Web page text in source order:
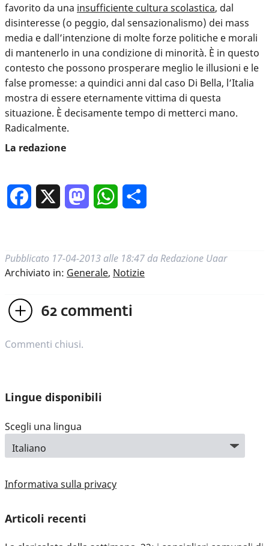
favorito da una insufficiente cultura scolastica, dal
disinteresse (o peggio, dal sensazionalismo) dei mass
media e dall’intenzione di molte forze politiche e morali
di mantenerlo in una condizione di minorità. È in questo
contesto che possono prosperare meglio le illusioni e le
false promesse: a quindici anni dal caso Di Bella, l’Italia
mostra di essere eternamente vittima di questa
situazione. È decisamente tempo di metterci mano.
Radicalmente.
La redazione
Facebook MastodonWhatsApp
Pubblicato 17-04-2013 alle 18:47 da Redazione Uaar
Archiviato in: Generale, Notizie
62 commenti
Commenti chiusi.
Lingue disponibili
Scegli una lingua
Informativa sulla privacy
Articoli recenti